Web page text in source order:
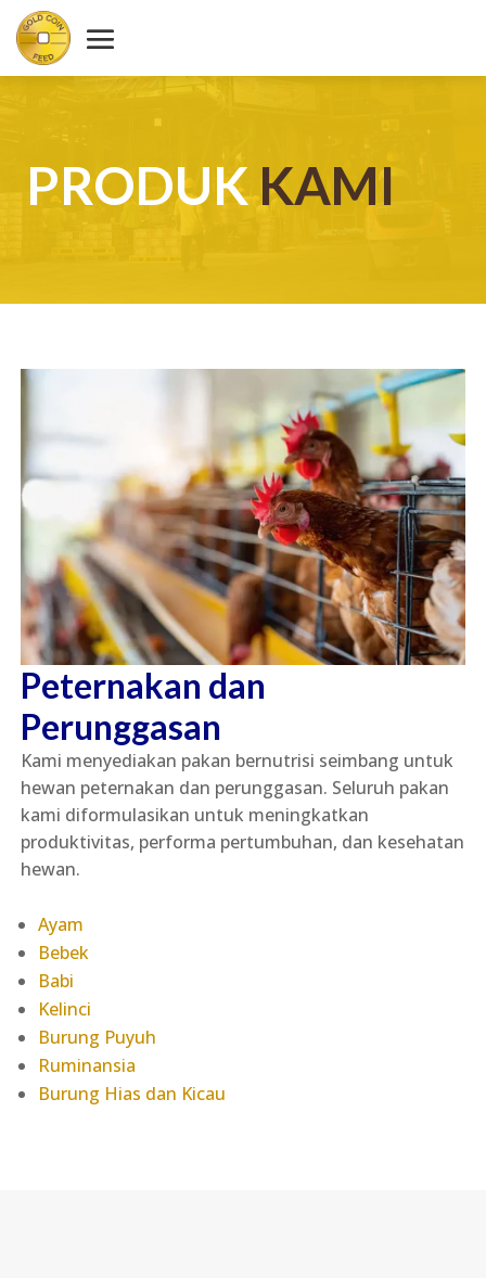
PRODUKKAMI
Peternakan dan
Perunggasan
Kami menyediakan pakan bernutrisi seimbang untuk
hewan peternakan dan perunggasan. Seluruh pakan
kami diformulasikan untuk meningkatkan
produktivitas, performa pertumbuhan, dan kesehatan
hewan.
Ayam
Bebek
Babi
Kelinci
Burung Puyuh
Ruminansia
Burung Hias dan Kicau